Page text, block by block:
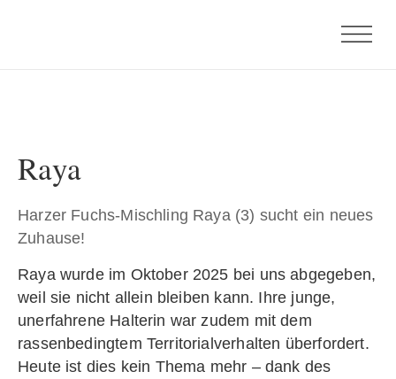
Raya
Harzer Fuchs-Mischling Raya (3) sucht ein neues
Zuhause!
Raya wurde im Oktober 2025 bei uns abgegeben,
weil sie nicht allein bleiben kann. Ihre junge,
unerfahrene Halterin war zudem mit dem
rassenbedingtem Territorialverhalten überfordert.
Heute ist dies kein Thema mehr – dank des